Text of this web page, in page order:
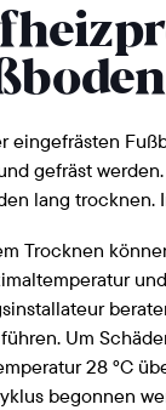
eingefrästen
gefräst
lang trocknen.
Trocknen
Um
28 °C
begonnen